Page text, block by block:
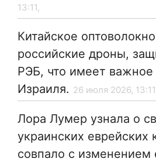
13:11,
Китайское
российские дроны,
РЭБ, что имеет важное
Израиля. 26 июля 2026,
Лора Лумер узнала о
украинских еврейских
совпало с изменением